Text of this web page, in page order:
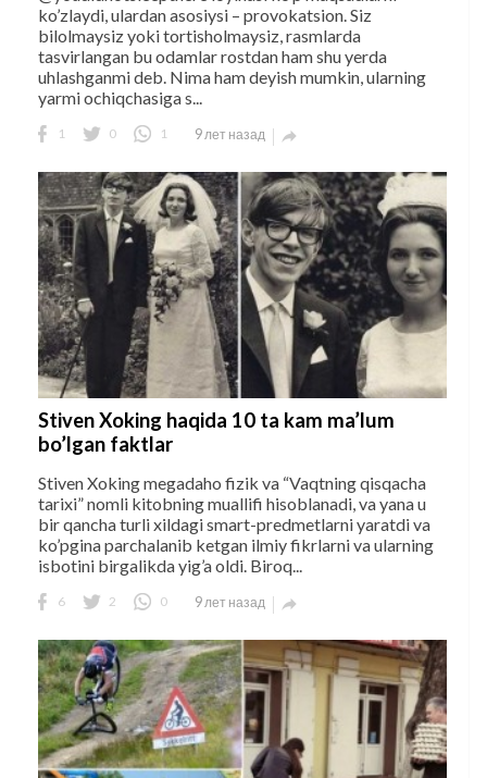
ko’zlaydi, ulardan asosiysi – provokatsion. Siz
bilolmaysiz yoki tortisholmaysiz, rasmlarda
tasvirlangan bu odamlar rostdan ham shu yerda
uhlashganmi deb. Nima ham deyish mumkin, ularning
yarmi ochiqchasiga s...
1 0 1 9 лет назад 
Stiven Xoking haqida 10 ta kam ma’lum
bo’lgan faktlar
Stiven Xoking megadaho fizik va “Vaqtning qisqacha
tarixi” nomli kitobning muallifi hisoblanadi, va yana u
bir qancha turli xildagi smart-predmetlarni yaratdi va
ko’pgina parchalanib ketgan ilmiy fikrlarni va ularning
isbotini birgalikda yig’a oldi. Biroq...
6 2 0 9 лет назад 